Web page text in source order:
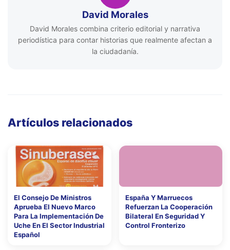
David Morales
David Morales combina criterio editorial y narrativa
periodística para contar historias que realmente afectan a
la ciudadanía.
Artículos relacionados
El Consejo De Ministros
Aprueba El Nuevo Marco
Para La Implementación De
Uche En El Sector Industrial
Español
España Y Marruecos
Refuerzan La Cooperación
Bilateral En Seguridad Y
Control Fronterizo